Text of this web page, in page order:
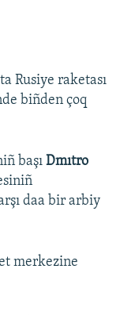
Rusiye raketası
biñden çoq
başı Dmıtro
daa bir arbiy
merkezine